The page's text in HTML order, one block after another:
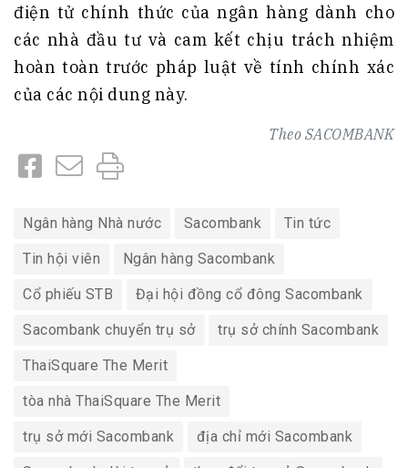
điện tử chính thức của ngân hàng dành cho
các nhà đầu tư và cam kết chịu trách nhiệm
hoàn toàn trước pháp luật về tính chính xác
của các nội dung này.
Theo SACOMBANK
Ngân hàng Nhà nước Sacombank Tin tức
Tin hội viên Ngân hàng Sacombank
Cổ phiếu STB Đại hội đồng cổ đông Sacombank
Sacombank chuyển trụ sở trụ sở chính Sacombank
ThaiSquare The Merit
tòa nhà ThaiSquare The Merit
trụ sở mới Sacombank địa chỉ mới Sacombank